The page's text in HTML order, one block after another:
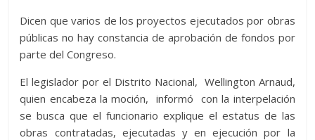
Dicen que varios de los proyectos ejecutados por obras
públicas no hay constancia de aprobación de fondos por
parte del Congreso.
El legislador por el Distrito Nacional, Wellington Arnaud,
quien encabeza la moción, informó con la interpelación
se busca que el funcionario explique el estatus de las
obras contratadas, ejecutadas y en ejecución por la